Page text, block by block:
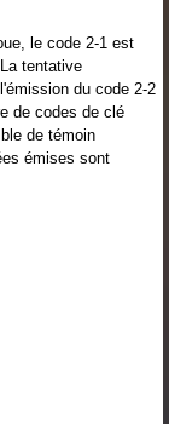
le code 2-1 est
tentative
du code 2-2
de codes de clé
de témoin
émises sont